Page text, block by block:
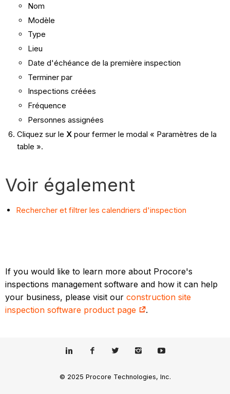
Nom
Modèle
Type
Lieu
Date d'échéance de la première inspection
Terminer par
Inspections créées
Fréquence
Personnes assignées
Cliquez sur le Xpour fermer le modal « Paramètres de la
table ».
Voir également
Rechercher et filtrer les calendriers d'inspection
If you would like to learn more about Procore's
inspections management software and how it can help
your business, please visit ourconstruction site
inspection software product page
.
© 2025 Procore Technologies, Inc.